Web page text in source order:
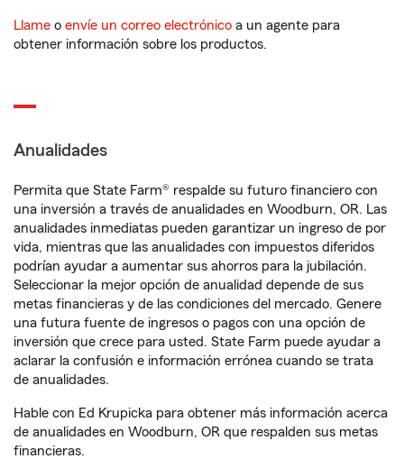
Llame o envíe un correo electrónico a un agente para
obtener información sobre los productos.
Anualidades
Permita que State Farm® respalde su futuro financiero con
una inversión a través de anualidades en Woodburn, OR. Las
anualidades inmediatas pueden garantizar un ingreso de por
vida, mientras que las anualidades con impuestos diferidos
podrían ayudar a aumentar sus ahorros para la jubilación.
Seleccionar la mejor opción de anualidad depende de sus
metas financieras y de las condiciones del mercado. Genere
una futura fuente de ingresos o pagos con una opción de
inversión que crece para usted. State Farm puede ayudar a
aclarar la confusión e información errónea cuando se trata
de anualidades.
Hable con Ed Krupicka para obtener más información acerca
de anualidades en Woodburn, OR que respalden sus metas
financieras.